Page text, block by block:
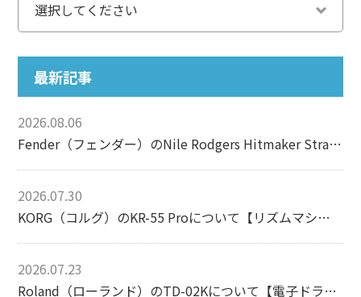
最新記事
2026.08.06
Fender（フェンダー）のNile Rodgers Hitmaker Stratocasterについて【エレキギター】
2026.07.30
KORG（コルグ）のKR-55 Proについて【リズムマシン】
2026.07.23
Roland（ローランド）のTD-02Kについて【電子ドラム】